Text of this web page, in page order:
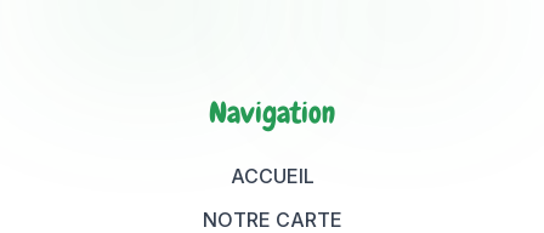
Navigation
ACCUEIL
NOTRE CARTE